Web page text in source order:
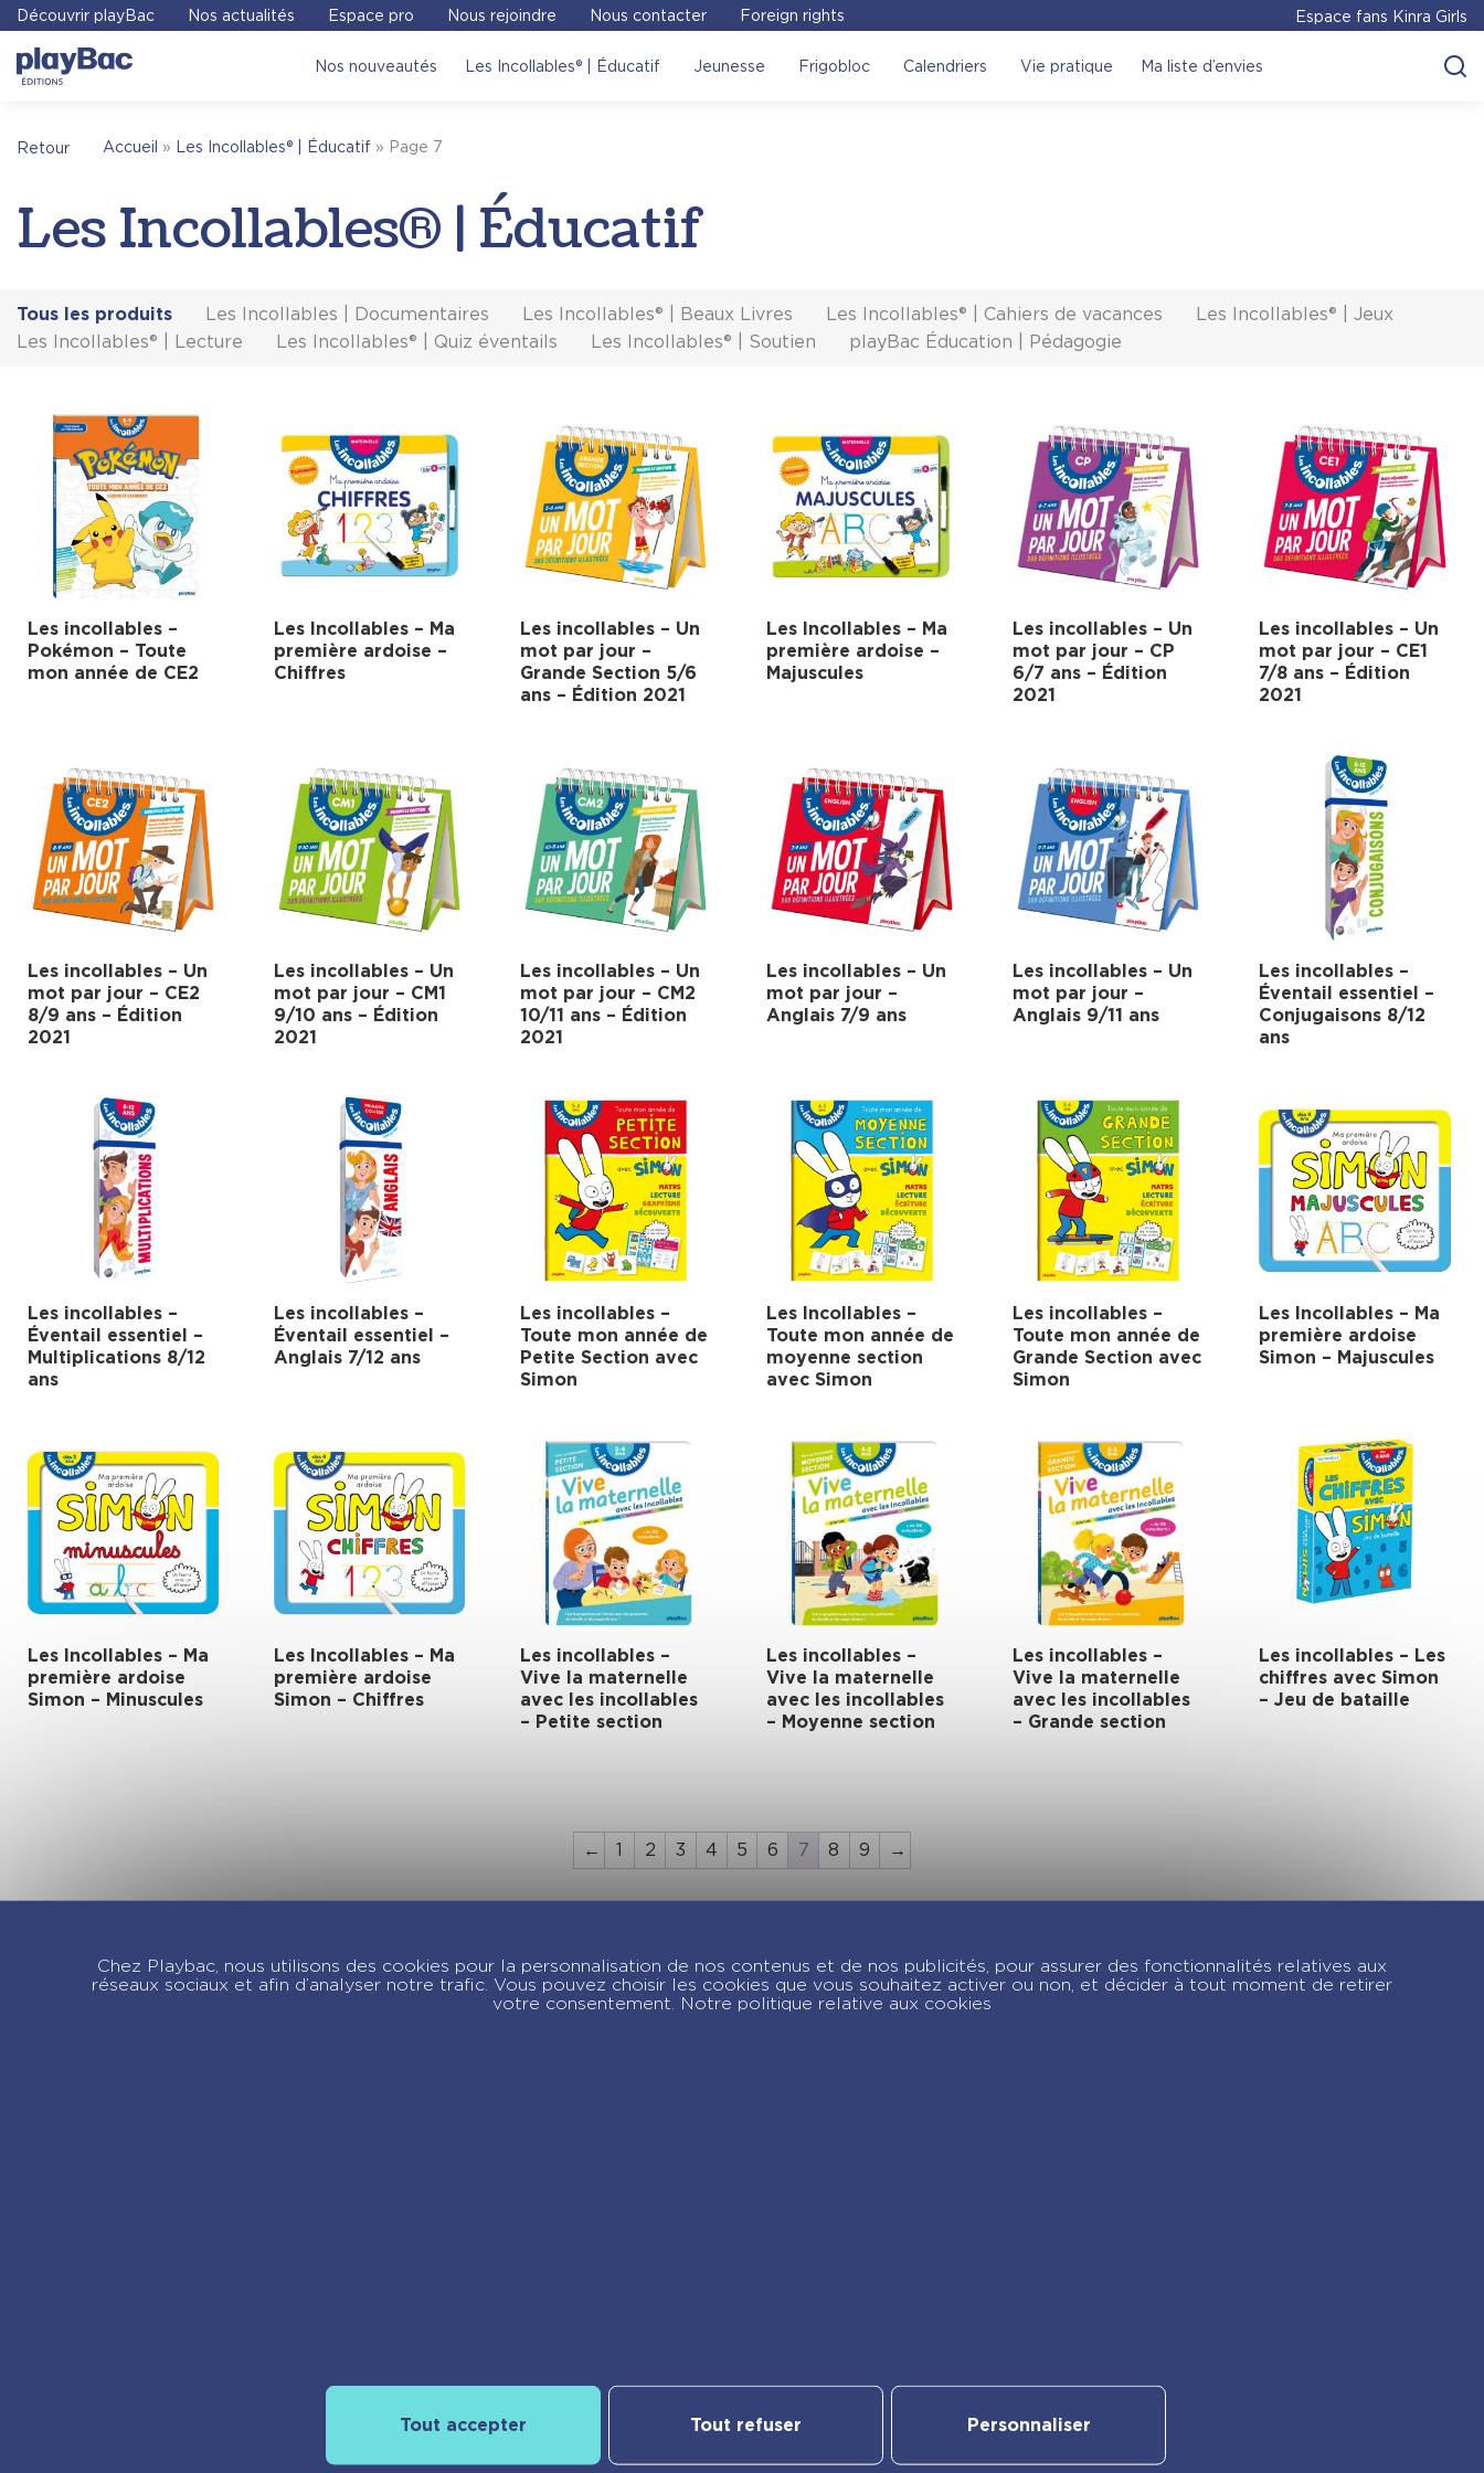
Découvrir playBac Nos actualités Espace pro Nous rejoindre Nous contacter Foreign rights Espace fans Kinra Girls
Nos nouveautés Les Incollables® | Éducatif Jeunesse Frigobloc Calendriers Vie pratique Ma liste d’envies
Retour Accueil » Les Incollables® | Éducatif » Page 7
Les Incollables® | Éducatif
Tous les produits Les Incollables | Documentaires Les Incollables® | Beaux Livres Les Incollables® | Cahiers de vacances
Les Incollables® | Jeux
Les Incollables® | Lecture
Les Incollables® | Quiz éventails Les Incollables® | Soutien playBac Éducation | Pédagogie
Les incollables –
Pokémon – Toute
mon année de CE2
Les Incollables – Ma
première ardoise –
Chiffres
Les incollables – Un
mot par jour –
Grande Section 5/6
ans – Édition 2021
Les Incollables – Ma
première ardoise –
Majuscules
Les incollables – Un
mot par jour – CP
6/7 ans – Édition
2021
Les incollables – Un
mot par jour – CE1
7/8 ans – Édition
2021
Les incollables – Un
mot par jour – CE2
8/9 ans – Édition
2021
Les incollables – Un
mot par jour – CM1
9/10 ans – Édition
2021
Les incollables – Un
mot par jour – CM2
10/11 ans – Édition
2021
Les incollables – Un
mot par jour –
Anglais 7/9 ans
Les incollables – Un
mot par jour –
Anglais 9/11 ans
Les incollables –
Éventail essentiel –
Conjugaisons 8/12
ans
Les incollables –
Éventail essentiel –
Multiplications 8/12
ans
Les incollables –
Éventail essentiel –
Anglais 7/12 ans
Les incollables –
Toute mon année de
Petite Section avec
Simon
Les Incollables –
Toute mon année de
moyenne section
avec Simon
Les incollables –
Toute mon année de
Grande Section avec
Simon
Les Incollables – Ma
première ardoise
Simon – Majuscules
Les Incollables – Ma
première ardoise
Simon – Minuscules
Les Incollables – Ma
première ardoise
Simon – Chiffres
Les incollables –
Vive la maternelle
avec les incollables
– Petite section
Les incollables –
Vive la maternelle
avec les incollables
– Moyenne section
Les incollables –
Vive la maternelle
avec les incollables
– Grande section
Les incollables – Les
chiffres avec Simon
– Jeu de bataille
← 1 2 3 4 5 6 7 8 9 →
Rejoignez-nous sur Instagram !
Découvrir playBac
Nos actualités
Notre catalogue
Les Incollables® | Éducatif
Suivez-nous sur nos réseaux
Panneau de gestion des cookies
Chez Playbac, nous utilisons des cookies pour la personnalisation de nos contenus et de nos publicités, pour assurer des fonctionnalités relatives aux
réseaux sociaux et afin d’analyser notre trafic. Vous pouvez choisir les cookies que vous souhaitez activer ou non, et décider à tout moment de retirer
votre consentement. Notre politique relative aux cookies
Tout accepter Tout refuser Personnaliser